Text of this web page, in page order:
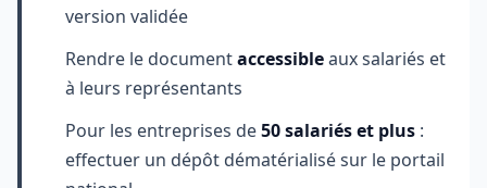
version validée
Rendre le documentaccessibleaux salariés et
à leurs représentants
Pour les entreprises de50 salariés et plus :
effectuer un dépôt dématérialisé sur le portail